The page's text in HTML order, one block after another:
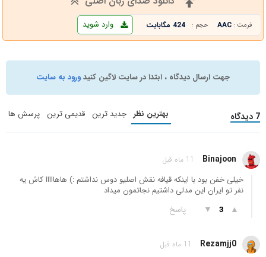
فرمت : AAC حجم : 424 مگابایت وارد شوید
جهت ارسال دیدگاه ، ابتدا در سایت لاگین کنیدورود به سایت
7 دیدگاه بهترین نظر جدید ترین قدیمی ترین پرسش ها
Binajoon 11 ماه قبل
خیلی خفن بود با اینکه قیافه نقش اصلیو دوس نداشتم :) هاهااااا کاش یه
نفر تو ایران این مدلی داشتیم نجاتمون میداد
▲
3
▼ پاسخ
Rezamjj0 11 ماه قبل